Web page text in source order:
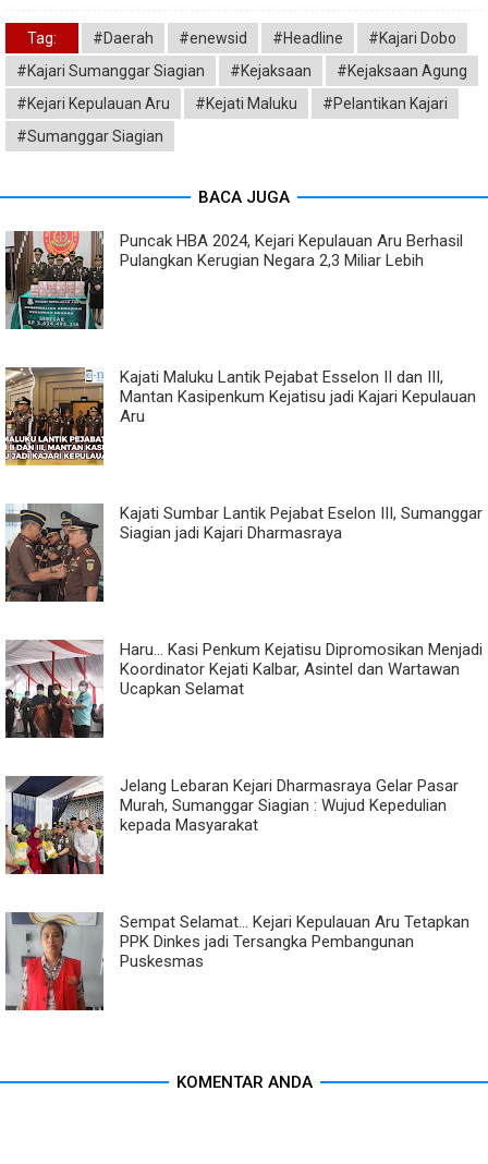
Tag: #Daerah #enewsid #Headline
#Kajari Dobo
#Kajari Sumanggar Siagian
#Kejaksaan
#Kejaksaan Agung
#Kejari Kepulauan Aru
#Kejati Maluku
#Pelantikan Kajari
#Sumanggar Siagian
BACA JUGA
Puncak HBA 2024, Kejari Kepulauan Aru Berhasil
Pulangkan Kerugian Negara 2,3 Miliar Lebih
Kajati Maluku Lantik Pejabat Esselon II dan III,
Mantan Kasipenkum Kejatisu jadi Kajari Kepulauan
Aru
Kajati Sumbar Lantik Pejabat Eselon III, Sumanggar
Siagian jadi Kajari Dharmasraya
Haru... Kasi Penkum Kejatisu Dipromosikan Menjadi
Koordinator Kejati Kalbar, Asintel dan Wartawan
Ucapkan Selamat
Jelang Lebaran Kejari Dharmasraya Gelar Pasar
Murah, Sumanggar Siagian : Wujud Kepedulian
kepada Masyarakat
Sempat Selamat... Kejari Kepulauan Aru Tetapkan
PPK Dinkes jadi Tersangka Pembangunan
Puskesmas
KOMENTAR ANDA